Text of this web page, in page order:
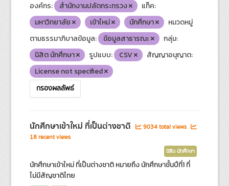
องค์กร: สำนักงานปลัดกระทรวง
แท็ค:
มหาวิทยาลัย
เข้าใหม่ นักศึกษา
หมวดหมู่
ตามธรรมาภิบาลข้อมูล:
ข้อมูลสาธารณะ
กลุ่ม:
นิสิต นักศึกษา
รูปแบบ: CSV
สัญญาอนุญาต:
License not specified
กรองผลลัพธ์
นักศึกษาเข้าใหม่ ที่เป็นต่างชาติ
9034 total views
18 recent views
นิสิต นักศึกษา
นักศึกษาเข้าใหม่ ที่เป็นต่างชาติ หมายถึง นักศึกษาชั้นปีที่1 ที่
ไม่มีสัญชาติไทย